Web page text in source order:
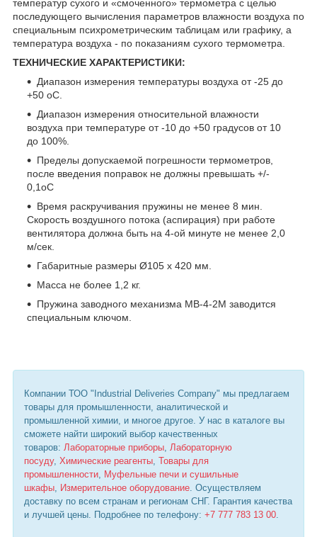
температур сухого и «смоченного» термометра с целью
последующего вычисления параметров влажности воздуха по
специальным психрометрическим таблицам или графику, а
температура воздуха - по показаниям сухого термометра.
ТЕХНИЧЕСКИЕ ХАРАКТЕРИСТИКИ:
Диапазон измерения температуры воздуха от -25 до
+50 oС.
Диапазон измерения относительной влажности
воздуха при температуре от -10 до +50 градусов от 10
до 100%.
Пределы допускаемой погрешности термометров,
после введения поправок не должны превышать +/-
0,1oС
Время раскручивания пружины не менее 8 мин.
Скорость воздушного потока (аспирация) при работе
вентилятора должна быть на 4-ой минуте не менее 2,0
м/сек.
Габаритные размеры Ø105 х 420 мм.
Масса не более 1,2 кг.
Пружина заводного механизма МВ-4-2М заводится
специальным ключом.
Компании ТОО "Industrial Deliveries Company" мы предлагаем
товары для промышленности, аналитической и
промышленной химии, и многое другое. У нас в каталоге вы
сможете найти широкий выбор качественных
товаров: Лабораторные приборы, Лабораторную
посуду, Химические реагенты, Товары для
промышленности, Муфельные печи и сушильные
шкафы, Измерительное оборудование. Осуществляем
доставку по всем странам и регионам СНГ. Гарантия качества
и лучшей цены. Подробнее по телефону: +7 777 783 13 00.